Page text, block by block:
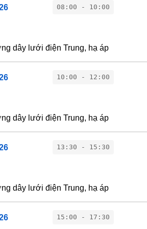
08:00 - 10:00
dây lưới điện Trung, hạ áp
10:00 - 12:00
dây lưới điện Trung, hạ áp
13:30 - 15:30
dây lưới điện Trung, hạ áp
15:00 - 17:30